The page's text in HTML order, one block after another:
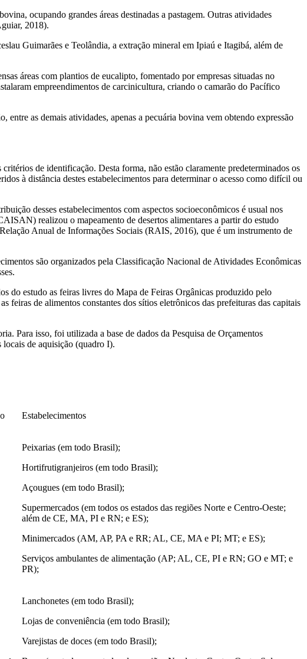
ocupando grandes áreas destinadas a pastagem. Outras atividades
2018).
Guimarães e Teolândia, a extração mineral em Ipiaú e Itagibá, além de
áreas com plantios de eucalipto, fomentado por empresas situadas no
empreendimentos de carcinicultura, criando o camarão do Pacífico
as demais atividades, apenas a pecuária bovina vem obtendo expressão
de identificação. Desta forma, não estão claramente predeterminados os
à distância destes estabelecimentos para determinar o acesso como difícil ou
desses estabelecimentos com aspectos socioeconômicos é usual nos
realizou o mapeamento de desertos alimentares a partir do estudo
Anual de Informações Sociais (RAIS, 2016), que é um instrumento de
são organizados pela Classificação Nacional de Atividades Econômicas
do estudo as feiras livres do Mapa de Feiras Orgânicas produzido pelo
de alimentos constantes dos sítios eletrônicos das prefeituras das capitais
Para isso, foi utilizada a base de dados da Pesquisa de Orçamentos
de aquisição (quadro I).
Estabelecimentos
Peixarias (em todo Brasil);
Hortifrutigranjeiros (em todo Brasil);
Açougues (em todo Brasil);
Supermercados (em todos os estados das regiões Norte e Centro-Oeste;
além de CE, MA, PI e RN; e ES);
Minimercados (AM, AP, PA e RR; AL, CE, MA e PI; MT; e ES);
Serviços ambulantes de alimentação (AP; AL, CE, PI e RN; GO e MT; e
PR);
Lanchonetes (em todo Brasil);
Lojas de conveniência (em todo Brasil);
Varejistas de doces (em todo Brasil);